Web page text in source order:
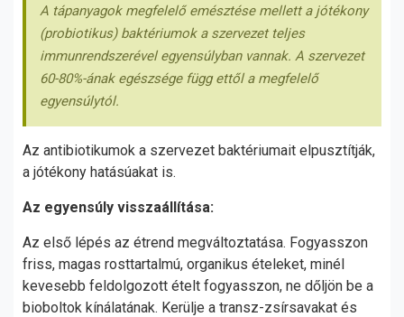
A tápanyagok megfelelő emésztése mellett a jótékony
(probiotikus) baktériumok a szervezet teljes
immunrendszerével egyensúlyban vannak. A szervezet
60-80%-ának egészsége függ ettől a megfelelő
egyensúlytól.
Az antibiotikumok a szervezet baktériumait elpusztítják,
a jótékony hatásúakat is.
Az egyensúly visszaállítása:
Az első lépés az étrend megváltoztatása. Fogyasszon
friss, magas rosttartalmú, organikus ételeket, minél
kevesebb feldolgozott ételt fogyasszon, ne dőljön be a
bioboltok kínálatának. Kerülje a transz-zsírsavakat és